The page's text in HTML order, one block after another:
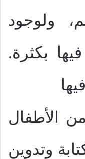
ولوجود
بكثرة.
الأطفال
وتدوين